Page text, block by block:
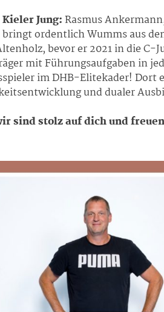
Jung:Rasmus
bringt ordentlich Wumms aus
bevor er 2021 in die C-
mit Führungsaufgaben in
im DHB-Elitekader!
und dualer
sind stolz auf dich und